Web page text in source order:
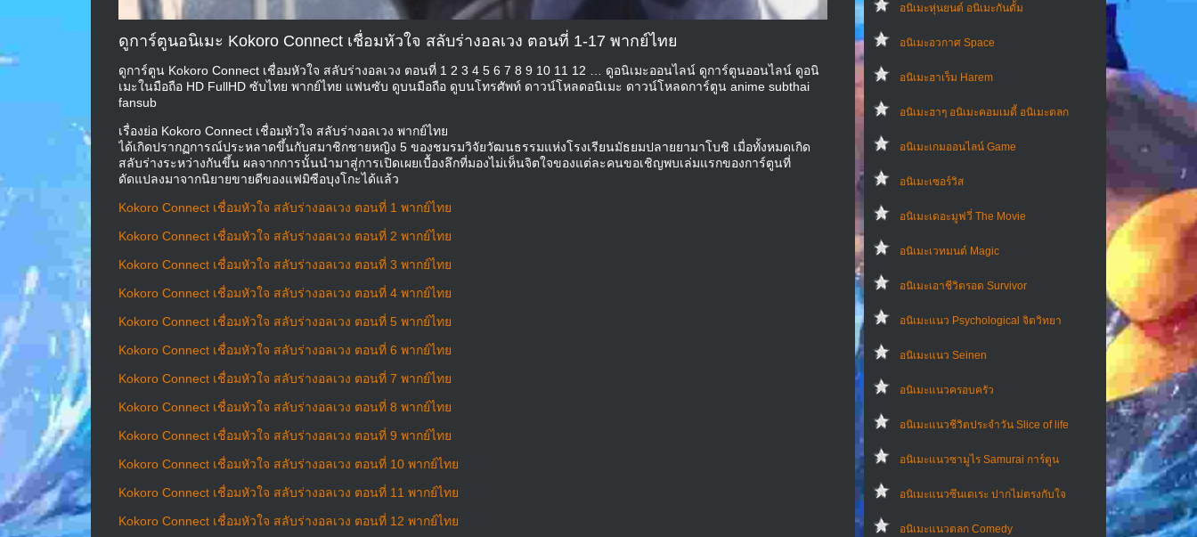
อนิเมะหุ่นยนต์ อนิเมะกันดั้ม
อนิเมะอวกาศ Space
อนิเมะฮาเร็ม Harem
อนิเมะฮาๆ อนิเมะคอมเมดี้ อนิเมะตลก
อนิเมะเกมออนไลน์ Game
อนิเมะเซอร์วิส
อนิเมะเดอะมูฟวี่ The Movie
อนิเมะเวทมนต์ Magic
อนิเมะเอาชีวิตรอด Survivor
อนิเมะแนว Psychological จิตวิทยา
อนิเมะแนว Seinen
อนิเมะแนวครอบครัว
อนิเมะแนวชีวิตประจําวัน Slice of life
อนิเมะแนวซามูไร Samurai การ์ตูน
อนิเมะแนวซึนเดเระ ปากไม่ตรงกับใจ
อนิเมะแนวตลก Comedy
ดูการ์ตูนอนิเมะ Kokoro Connect เชื่อมหัวใจ สลับร่างอลเวง ตอนที่ 1-17 พากย์ไทย
ดูการ์ตูน Kokoro Connect เชื่อมหัวใจ สลับร่างอลเวง ตอนที่ 1 2 3 4 5 6 7 8 9 10 11 12 … ดูอนิเมะออนไลน์ ดูการ์ตูนออนไลน์ ดูอนิ
เมะในมือถือ HD FullHD ซับไทย พากย์ไทย แฟนซับ ดูบนมือถือ ดูบนโทรศัพท์ ดาวน์โหลดอนิเมะ ดาวน์โหลดการ์ตูน anime subthai
fansub
เรื่องย่อ Kokoro Connect เชื่อมหัวใจ สลับร่างอลเวง พากย์ไทย
ได้เกิดปรากฏการณ์ประหลาดขึ้นกับสมาชิกชายหญิง 5 ของชมรมวิจัยวัฒนธรรมแห่งโรงเรียนมัธยมปลายยามาโบชิ เมื่อทั้งหมดเกิด
สลับร่างระหว่างกันขึ้น ผลจากการนั้นนำมาสู่การเปิดเผยเบื้องลึกที่มองไม่เห็นจิตใจของแต่ละคนขอเชิญพบเล่มแรกของการ์ตูนที่
ดัดแปลงมาจากนิยายขายดีของแฟมิซือบุงโกะได้แล้ว
Kokoro Connect เชื่อมหัวใจ สลับร่างอลเวง ตอนที่ 1 พากย์ไทย
Kokoro Connect เชื่อมหัวใจ สลับร่างอลเวง ตอนที่ 2 พากย์ไทย
Kokoro Connect เชื่อมหัวใจ สลับร่างอลเวง ตอนที่ 3 พากย์ไทย
Kokoro Connect เชื่อมหัวใจ สลับร่างอลเวง ตอนที่ 4 พากย์ไทย
Kokoro Connect เชื่อมหัวใจ สลับร่างอลเวง ตอนที่ 5 พากย์ไทย
Kokoro Connect เชื่อมหัวใจ สลับร่างอลเวง ตอนที่ 6 พากย์ไทย
Kokoro Connect เชื่อมหัวใจ สลับร่างอลเวง ตอนที่ 7 พากย์ไทย
Kokoro Connect เชื่อมหัวใจ สลับร่างอลเวง ตอนที่ 8 พากย์ไทย
Kokoro Connect เชื่อมหัวใจ สลับร่างอลเวง ตอนที่ 9 พากย์ไทย
Kokoro Connect เชื่อมหัวใจ สลับร่างอลเวง ตอนที่ 10 พากย์ไทย
Kokoro Connect เชื่อมหัวใจ สลับร่างอลเวง ตอนที่ 11 พากย์ไทย
Kokoro Connect เชื่อมหัวใจ สลับร่างอลเวง ตอนที่ 12 พากย์ไทย